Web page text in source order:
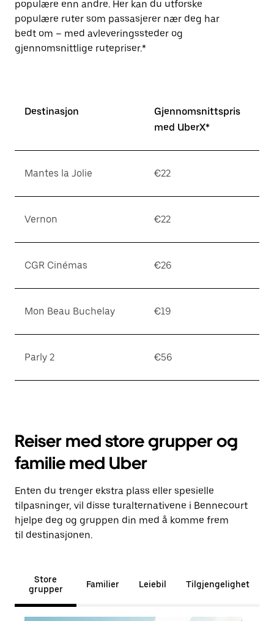
populære enn andre. Her kan du utforske
populære ruter som passasjerer nær deg har
bedt om – med avleveringssteder og
gjennomsnittlige rutepriser.*
Destinasjon
Gjennomsnittspris
med UberX*
Mantes la Jolie €22
Vernon €22
CGR Cinémas €26
Mon Beau Buchelay €19
Parly 2 €56
Reiser med store grupper og
familie med Uber
Enten du trenger ekstra plass eller spesielle
tilpasninger, vil disse turalternativene i Bennecourt
hjelpe deg og gruppen din med å komme frem
til destinasjonen.
Store
grupper
Familier Leiebil Tilgjengelighet